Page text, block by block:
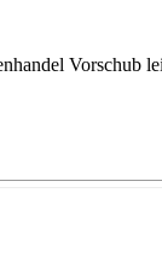
Vorschub